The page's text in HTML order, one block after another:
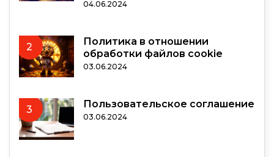
04.06.2024
2
Политика в отношении
обработки файлов cookie
03.06.2024
3 Пользовательское соглашение
03.06.2024